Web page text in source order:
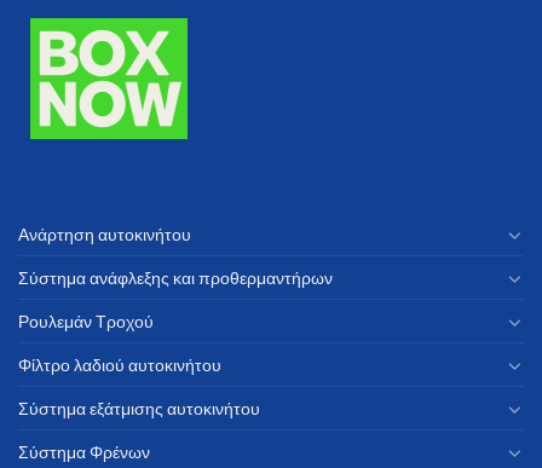
Ανάρτηση αυτοκινήτου
Σύστημα ανάφλεξης και προθερμαντήρων
Ρουλεμάν Τροχού
Φίλτρο λαδιού αυτοκινήτου
Σύστημα εξάτμισης αυτοκινήτου
Σύστημα Φρένων